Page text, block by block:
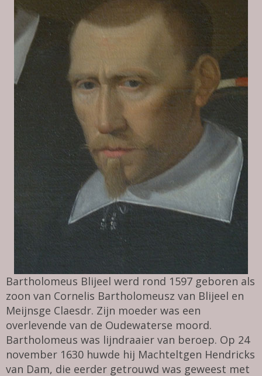
Bartholomeus Blijeel werd rond 1597 geboren als
zoon van Cornelis Bartholomeusz van Blijeel en
Meijnsge Claesdr. Zijn moeder was een
overlevende van de Oudewaterse moord.
Bartholomeus was lijndraaier van beroep. Op 24
november 1630 huwde hij Machteltgen Hendricks
van Dam, die eerder getrouwd was geweest met